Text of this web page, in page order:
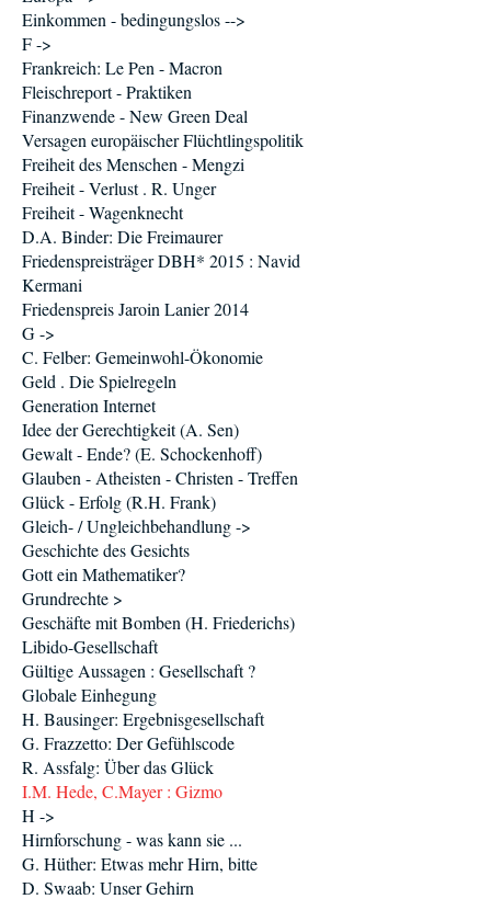
Einkommen - bedingungslos -->
F ->
Frankreich: Le Pen - Macron
Fleischreport - Praktiken
Finanzwende - New Green Deal
Versagen europäischer Flüchtlingspolitik
Freiheit des Menschen - Mengzi
Freiheit - Verlust . R. Unger
Freiheit - Wagenknecht
D.A. Binder: Die Freimaurer
Friedenspreisträger DBH* 2015 : Navid
Kermani
Friedenspreis Jaroin Lanier 2014
G ->
C. Felber: Gemeinwohl-Ökonomie
Geld . Die Spielregeln
Generation Internet
Idee der Gerechtigkeit (A. Sen)
Gewalt - Ende? (E. Schockenhoff)
Glauben - Atheisten - Christen - Treffen
Glück - Erfolg (R.H. Frank)
Gleich- / Ungleichbehandlung ->
Geschichte des Gesichts
Gott ein Mathematiker?
Grundrechte >
Geschäfte mit Bomben (H. Friederichs)
Libido-Gesellschaft
Gültige Aussagen : Gesellschaft ?
Globale Einhegung
H. Bausinger: Ergebnisgesellschaft
G. Frazzetto: Der Gefühlscode
R. Assfalg: Über das Glück
I.M. Hede, C.Mayer : Gizmo
H ->
Hirnforschung - was kann sie ...
G. Hüther: Etwas mehr Hirn, bitte
D. Swaab: Unser Gehirn